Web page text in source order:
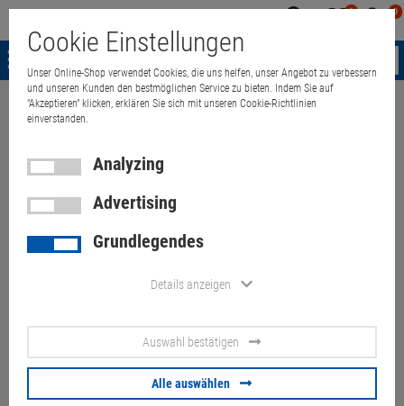
0 0
Menü
Weiter einkaufen
Optoma DAEHSSU DLP Beamer
3600 Lumen FullHD
<500Stunden ohne
10072747
Cookie Einstellungen
Unser Online-Shop verwendet Cookies, die uns helfen, unser Angebot zu verbessern
und unseren Kunden den bestmöglichen Service zu bieten. Indem Sie auf
"Akzeptieren" klicken, erklären Sie sich mit unseren Cookie-Richtlinien
einverstanden.
Analyzing
Advertising
Grundlegendes
Details anzeigen
Auswahl bestätigen
Alle auswählen